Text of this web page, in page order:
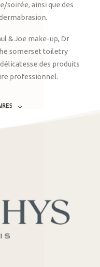
soirée, ainsi que des
& Joe make-up, Dr
somerset toiletry
des produits
professionnel.